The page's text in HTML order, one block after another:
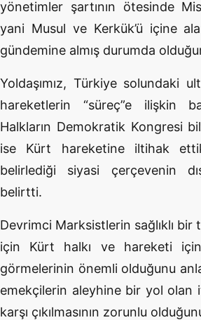
yönetimler şartının ötesinde
yani Musul ve Kerkük’ü içine
gündemine almış durumda
Yoldaşımız, Türkiye solundaki
hareketlerin “süreç”e ilişkin
Halkların Demokratik Kongresi
ise Kürt hareketine iltihak
belirlediği siyasi çerçevenin
belirtti.
Devrimci Marksistlerin sağlıklı bir
için Kürt halkı ve hareketi
görmelerinin önemli olduğunu
emekçilerin aleyhine bir yol
karşı çıkılmasının zorunlu